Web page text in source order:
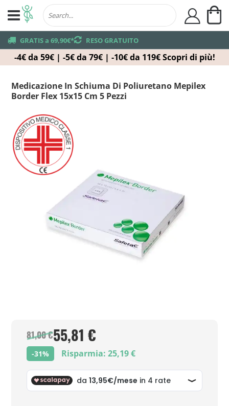
-4€ da 59€ | -5€ da 79€ | -10€ da 119€ Scopri di più!
truck GRATIS a 69,90€*returns RESO GRATUITO
user
Medicazione In Schiuma Di Poliuretano Mepilex
Border Flex 15x15 Cm 5 Pezzi
81,00 €55,81 €
-31% Risparmia: 25,19 €